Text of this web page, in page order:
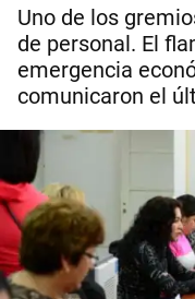
Uno de los
de personal. El
emergencia
comunicaron el